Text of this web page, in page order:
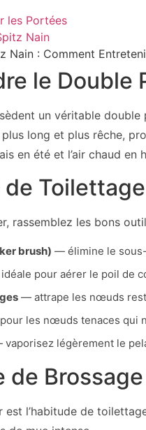
les Portées
Nain
le Double
un véritable
long et plus rêche,
en été et l’air chaud
de
rassemblez les bons
brush) — élimine le
pour aérer le poil de
— attrape les nœuds
les nœuds tenaces qui
légèrement le
de
est l’habitude de